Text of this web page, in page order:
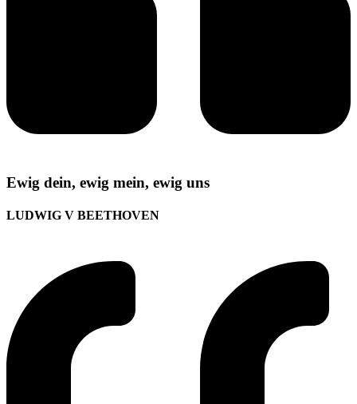
Ewig dein, ewig mein, ewig uns
LUDWIG V BEETHOVEN